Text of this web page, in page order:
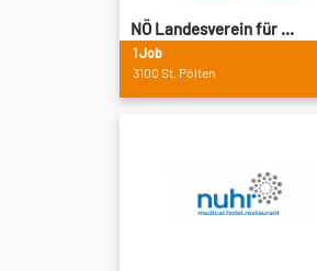
NÖ Landesverein für ...
1 Job
3100 St. Pölten